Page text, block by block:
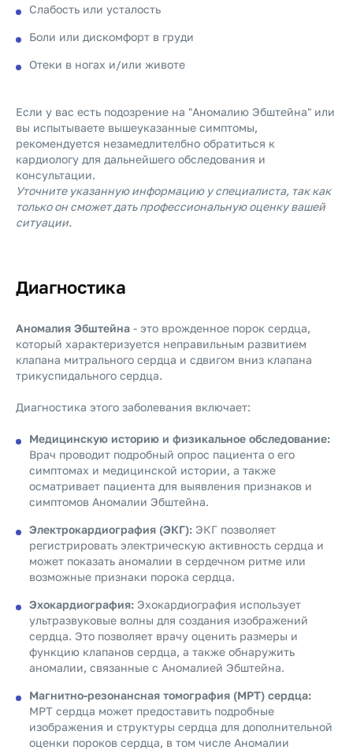
Слабость или усталость
Боли или дискомфорт в груди
Отеки в ногах и/или животе
Если у вас есть подозрение на "Аномалию Эбштейна" или
вы испытываете вышеуказанные симптомы,
рекомендуется незамедлителбно обратиться к
кардиологу для дальнейшего обследования и
консультации.
Уточните указанную информацию у специалиста, так как
только он сможет дать профессиональную оценку вашей
ситуации.
Диагностика
Аномалия Эбштейна - это врожденное порок сердца,
который характеризуется неправильным развитием
клапана митрального сердца и сдвигом вниз клапана
трикуспидального сердца.
Диагностика этого заболевания включает:
Медицинскую историю и физикальное обследование:
Врач проводит подробный опрос пациента о его
симптомах и медицинской истории, а также
осматривает пациента для выявления признаков и
симптомов Аномалии Эбштейна.
Электрокардиография (ЭКГ): ЭКГ позволяет
регистрировать электрическую активность сердца и
может показать аномалии в сердечном ритме или
возможные признаки порока сердца.
Эхокардиография: Эхокардиография использует
ультразвуковые волны для создания изображений
сердца. Это позволяет врачу оценить размеры и
функцию клапанов сердца, а также обнаружить
аномалии, связанные с Аномалией Эбштейна.
Магнитно-резонансная томография (МРТ) сердца:
МРТ сердца может предоставить подробные
изображения и структуры сердца для дополнительной
оценки пороков сердца, в том числе Аномалии